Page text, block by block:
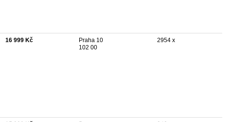
16 999 Kč
Praha 10
102 00
2954 x